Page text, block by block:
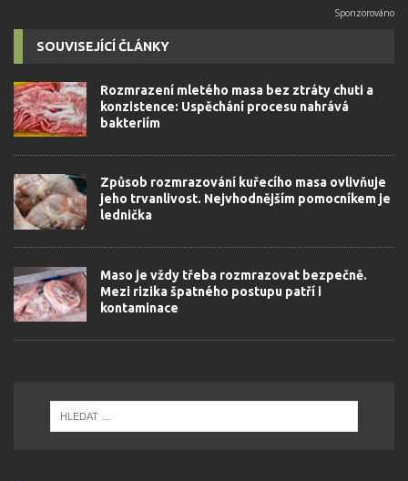
SOUVISEJÍCÍ ČLÁNKY
Rozmrazení mletého masa bez ztráty chuti a
konzistence: Uspěchání procesu nahrává
bakteriím
Způsob rozmrazování kuřecího masa ovlivňuje
jeho trvanlivost. Nejvhodnějším pomocníkem je
lednička
Maso je vždy třeba rozmrazovat bezpečně.
Mezi rizika špatného postupu patří i
kontaminace